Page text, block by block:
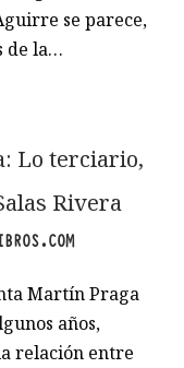
se parece,
de la…
Lo terciario,
Rivera
Martín Praga
años,
relación entre